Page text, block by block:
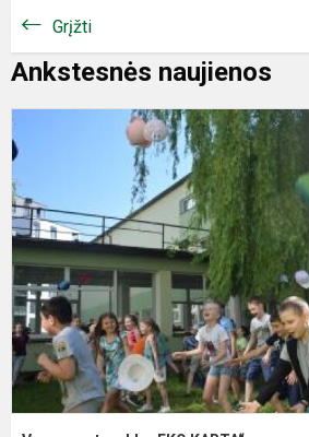
Grįžti
Ankstesnės naujienos